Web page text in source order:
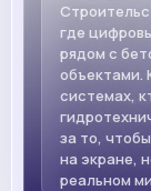
где
рядом с
объектами.
системах,
за то,
на экране,
реальном